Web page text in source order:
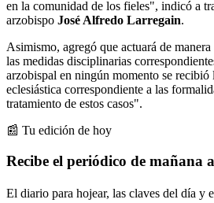
en la comunidad de los fieles", indicó a
arzobispo José Alfredo Larregain.
Asimismo, agregó que actuará de
las medidas disciplinarias
arzobispal en ningún momento se recibió
eclesiástica correspondiente a las
tratamiento de estos casos".
📰 Tu edición de hoy
Recibe el periódico de mañana
El diario para hojear, las claves del día y